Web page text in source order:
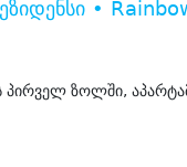
•
პირველ ზოლში,